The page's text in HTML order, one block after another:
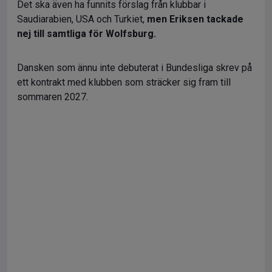
Det ska även ha funnits förslag från klubbar i
Saudiarabien, USA och Turkiet, men Eriksen tackade
nej till samtliga för Wolfsburg.
Dansken som ännu inte debuterat i Bundesliga skrev på
ett kontrakt med klubben som sträcker sig fram till
sommaren 2027.